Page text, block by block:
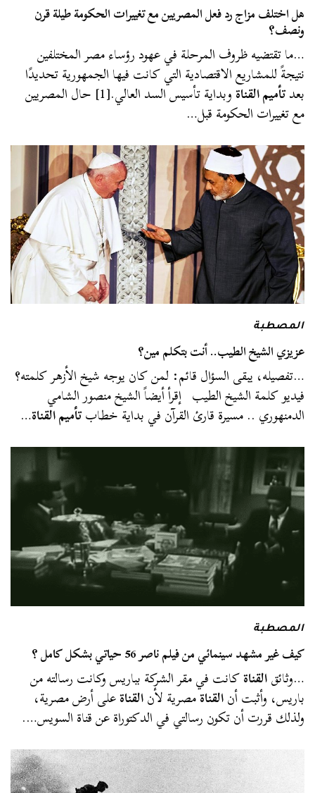
هل اختلف مزاج رد فعل المصريين مع تغييرات الحكومة طيلة قرن
ونصف؟
…ما تقتضيه ظروف المرحلة في عهود رؤساء مصر المختلفين
نتيجةً للمشاريع الاقتصادية التي كانت فيها الجمهورية تحديدًا
بعدتأميم القناة وبداية تأسيس السد العالي.[1] حال المصريين
مع تغييرات الحكومة قبل…
المصطبة
عزيزي الشيخ الطيب.. أنت بتكلم مين؟
…تفصيله، يبقى السؤال قائم: لمن كان يوجه شيخ الأزهر كلمته؟
فيديو كلمة الشيخ الطيب إقرأ أيضاً الشيخ منصور الشامي
الدمنهوري .. مسيرة قارئ القرآن في بداية خطابتأميم القناة…
المصطبة
كيف غير مشهد سينمائي من فيلم ناصر 56 حياتي بشكل كامل ؟
…وثائقالقناةكانت في مقر الشركة بباريس وكانت رسالته من
باريس، وأثبت أنالقناةمصرية لأنالقناةعلى أرض مصرية،
ولذلك قررت أن تكون رسالتي في الدكتوراة عن قناة السويس….